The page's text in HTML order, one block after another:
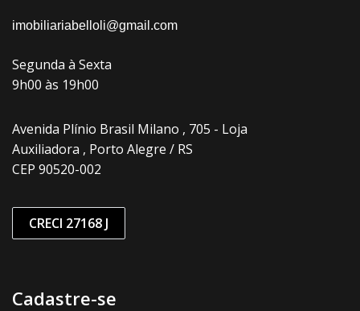
imobiliariabelloli@gmail.com
Segunda à Sexta
9h00 às 19h00
Avenida Plínio Brasil Milano , 705 - Loja
Auxiliadora , Porto Alegre / RS
CEP 90520-002
CRECI 27168 J
Cadastre-se